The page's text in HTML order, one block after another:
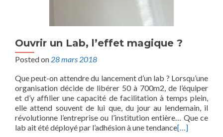
Ouvrir un Lab, l’effet magique ?
Posted on 28 mars 2018
Que peut-on attendre du lancement d’un lab ? Lorsqu’une
organisation décide de libérer 50 à 700m2, de l’équiper
et d’y affilier une capacité de facilitation à temps plein,
elle attend souvent de lui que, du jour au lendemain, il
révolutionne l’entreprise ou l’institution entière… Que ce
lab ait été déployé par l’adhésion à une tendance[…]